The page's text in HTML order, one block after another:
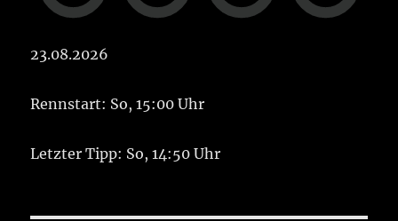
23.08.2026
Rennstart: So, 15:00 Uhr
Letzter Tipp: So, 14:50 Uhr